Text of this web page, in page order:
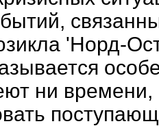
'Норд-
ни времени,